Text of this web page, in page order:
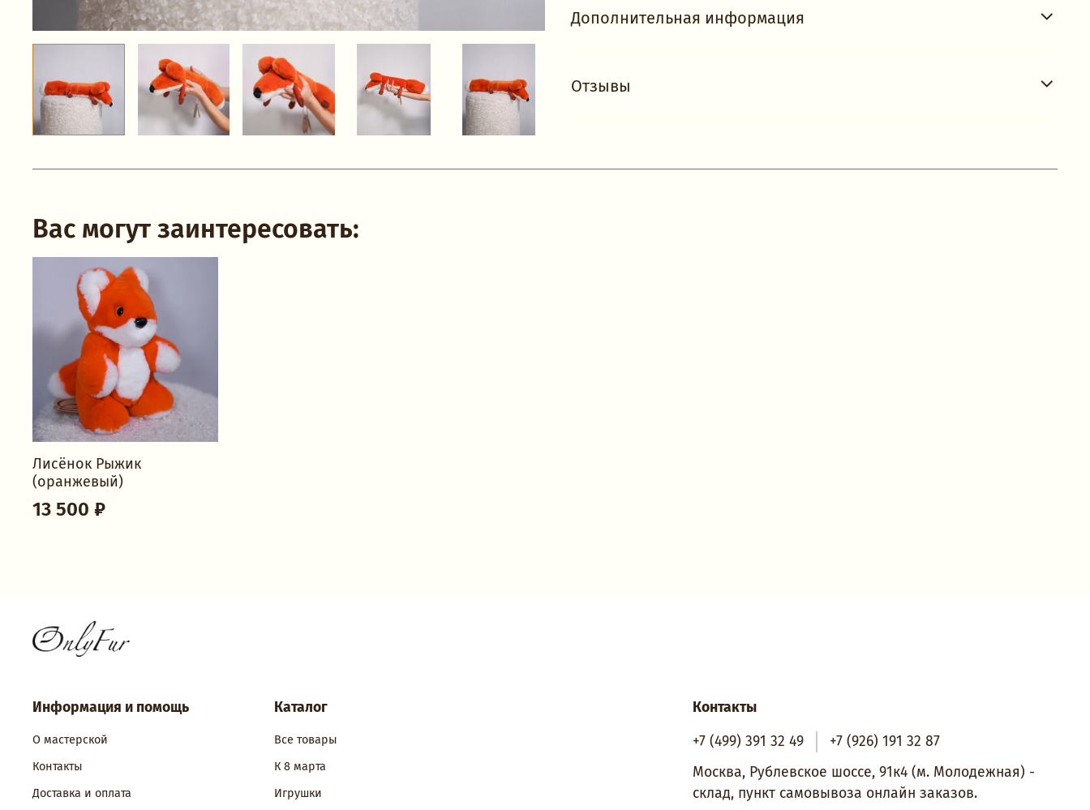
Дополнительная информация
Отзывы
Вас могут заинтересовать:
Лисёнок Рыжик
(оранжевый)
13 500 ₽
Информация и помощь
О мастерской
Контакты
Доставка и оплата
Каталог
Все товары
К 8 марта
Игрушки
Контакты
+7 (499) 391 32 49
+7 (926) 191 32 87
Москва, Рублевское шоссе, 91к4 (м. Молодежная) -
склад, пункт самовывоза онлайн заказов.